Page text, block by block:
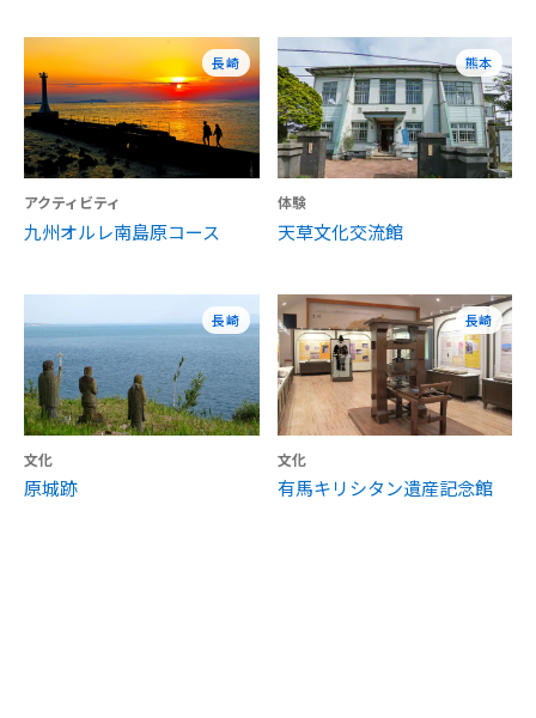
長崎
アクティビティ
九州オルレ南島原コース
熊本
体験
天草文化交流館
長崎
文化
原城跡
長崎
文化
有馬キリシタン遺産記念館